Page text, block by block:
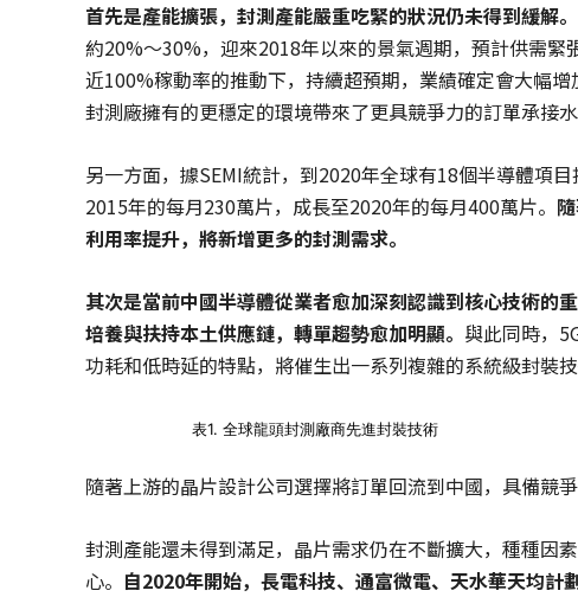
首先是產能擴張，封測產能嚴重吃緊的狀況仍未得到緩解。
約20%～30%，迎來2018年以來的景氣週期，預計供需
近100%稼動率的推動下，持續超預期，業績確定會大幅
封測廠擁有的更穩定的環境帶來了更具競爭力的訂單承接水
另一方面，據SEMI統計，到2020年全球有18個半導體項
2015年的每月230萬片，成長至2020年的每月400萬片。
利用率提升，將新增更多的封測需求。
其次是當前中國半導體從業者愈加深刻認識到核心技術的
培養與扶持本土供應鏈，轉單趨勢愈加明顯。 與此同時，
功耗和低時延的特點，將催生出一系列複雜的系統級封裝
表1. 全球龍頭封測廠商先進封裝技術
隨著上游的晶片設計公司選擇將訂單回流到中國，具備競
封測產能還未得到滿足，晶片需求仍在不斷擴大，種種因
心。 自2020年開始，長電科技、通富微電、天水華天均計